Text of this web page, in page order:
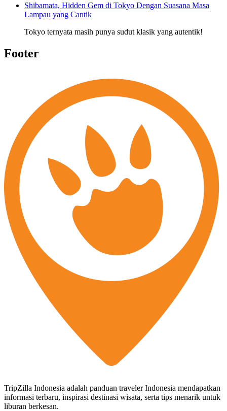
Shibamata, Hidden Gem di Tokyo Dengan Suasana Masa
Lampau yang Cantik
Tokyo ternyata masih punya sudut klasik yang autentik!
Footer
TripZilla Indonesia adalah panduan traveler Indonesia mendapatkan
informasi terbaru, inspirasi destinasi wisata, serta tips menarik untuk
liburan berkesan.